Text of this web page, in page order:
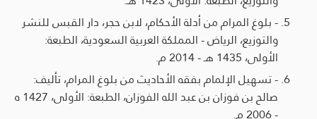
- بلوغ المرام من أدلة الأحكام، لابن حجر، دار القبس للنشر
والتوزيع، الرياض - المملكة العربية السعودية، الطبعة:
الأولى، 1435 هـ - 2014 م.
- تسهيل الإلمام بفقه الأحاديث من بلوغ المرام، تأليف:
صالح بن فوزان بن عبد الله الفوزان، الطبعة: الأولى، 1427 ه
- 2006 م.